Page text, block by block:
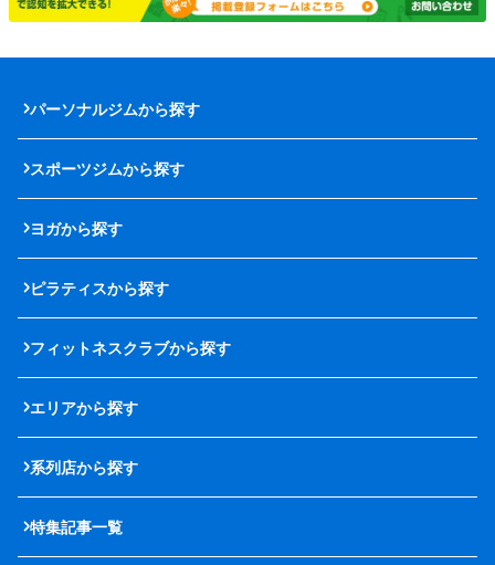
パーソナルジムから探す
スポーツジムから探す
ヨガから探す
ピラティスから探す
フィットネスクラブから探す
エリアから探す
系列店から探す
特集記事一覧